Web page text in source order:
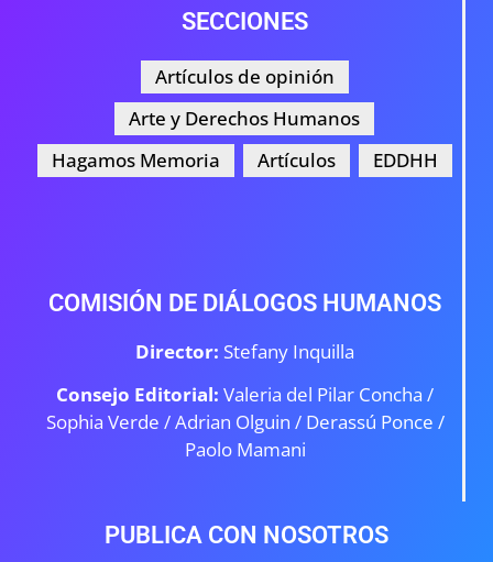
SECCIONES
Artículos de opinión
Arte y Derechos Humanos
Hagamos Memoria
Artículos EDDHH
COMISIÓN DE DIÁLOGOS HUMANOS
Director: Stefany Inquilla
Consejo Editorial: Valeria del Pilar Concha /
Sophia Verde /Adrian Olguin / Derassú Ponce /
Paolo Mamani
PUBLICA CON NOSOTROS